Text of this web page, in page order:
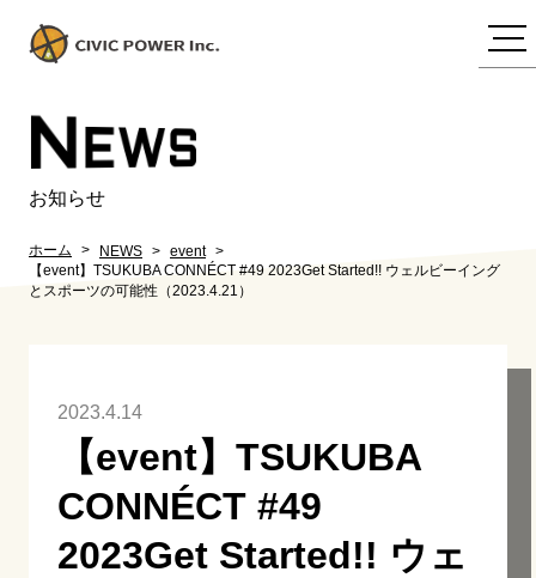
NEWS
お知らせ
ホーム NEWS
event
【event】TSUKUBA CONNÉCT #49 2023Get Started!! ウェルビーイング
とスポーツの可能性（2023.4.21）
2023.4.14
【event】TSUKUBA
CONNÉCT #49
2023Get Started!! ウェ